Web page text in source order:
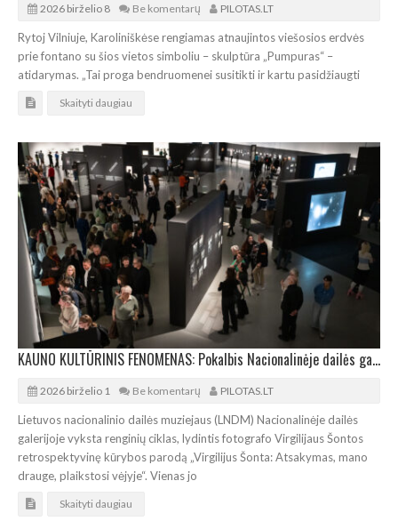
2026 birželio 8 Be komentarų PILOTAS.LT
Rytoj Vilniuje, Karoliniškėse rengiamas atnaujintos viešosios erdvės
prie fontano su šios vietos simboliu – skulptūra „Pumpuras“ –
atidarymas. „Tai proga bendruomenei susitikti ir kartu pasidžiaugti
Skaityti daugiau
KAUNO KULTŪRINIS FENOMENAS: Pokalbis Nacionalinėje dailės galerijoje
2026 birželio 1 Be komentarų PILOTAS.LT
Lietuvos nacionalinio dailės muziejaus (LNDM) Nacionalinėje dailės
galerijoje vyksta renginių ciklas, lydintis fotografo Virgilijaus Šontos
retrospektyvinę kūrybos parodą „Virgilijus Šonta: Atsakymas, mano
drauge, plaikstosi vėjyje“. Vienas jo
Skaityti daugiau